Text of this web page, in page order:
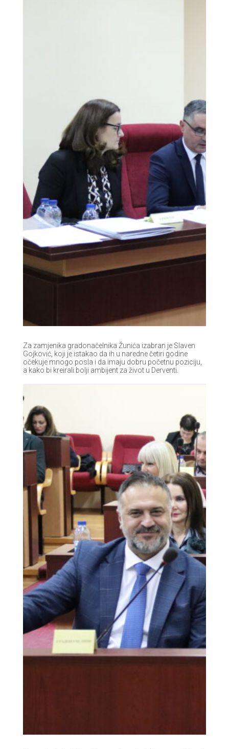
Za zamjenika gradonačelnika Žunića izabran je Slaven
Gojković, koji je istakao da ih u naredne četiri godine
očekuje mnogo posla i da imaju dobru početnu poziciju,
a kako bi kreirali bolji ambijent za život u Derventi.